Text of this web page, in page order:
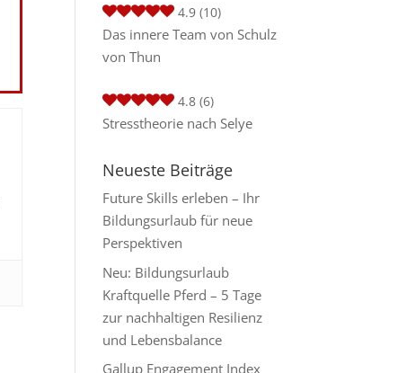
4.9 (10)
Das innere Team von Schulz
von Thun
4.8 (6)
Stresstheorie nach Selye
Neueste Beiträge
Future Skills erleben – Ihr
Bildungsurlaub für neue
Perspektiven
Neu: Bildungsurlaub
Kraftquelle Pferd – 5 Tage
zur nachhaltigen Resilienz
und Lebensbalance
Gallup Engagement Index